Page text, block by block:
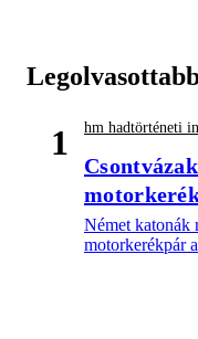
1 hm hadtörténeti
Német katonák
motorkerékpár